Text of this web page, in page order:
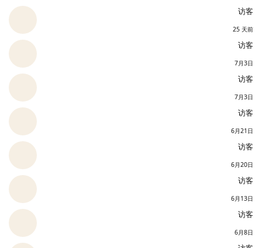
访客
25 天前
访客
7月3日
访客
7月3日
访客
6月21日
访客
6月20日
访客
6月13日
访客
6月8日